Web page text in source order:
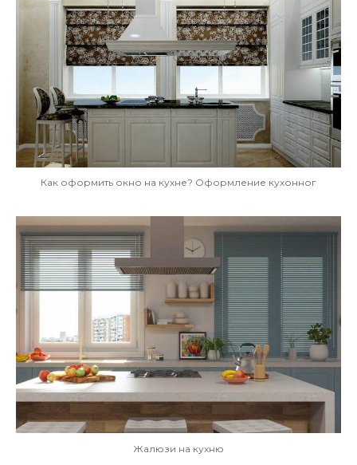
Как оформить окно на кухне? Оформление кухонног
Жалюзи на кухню